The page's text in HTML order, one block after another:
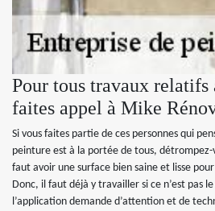
Pour tous travaux relatifs
faites appel à Mike
Si vous faites partie de ces personnes qui
peinture est à la portée de tous, détrompez-
faut avoir une surface bien saine et lisse
Donc, il faut déjà y travailler si ce n’est pas
l’application demande d’attention et de